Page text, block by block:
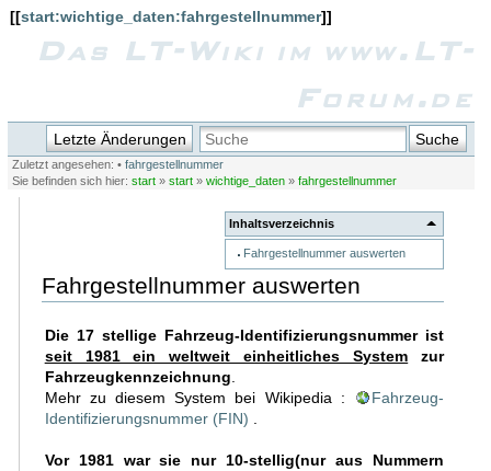
[[start:wichtige_daten:fahrgestellnummer]]
Das LT-Wiki im www.LT-
Forum.de
Letzte Änderungen Suche
Zuletzt angesehen: • fahrgestellnummer
Sie befinden sich hier:start »start »wichtige_daten »fahrgestellnummer
Inhaltsverzeichnis
Fahrgestellnummer auswerten
Fahrgestellnummer auswerten
Die 17 stellige Fahrzeug-Identifizierungsnummer ist
seit 1981 ein weltweit einheitliches System zur
Fahrzeugkennzeichnung.
Mehr zu diesem System bei Wikipedia :
Fahrzeug-
Identifizierungsnummer (FIN) .
Vor 1981 war sie nur 10-stellig(nur aus Nummern